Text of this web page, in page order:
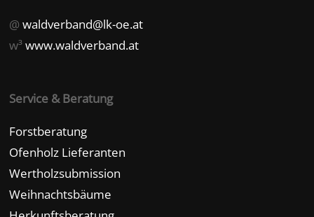
@waldverband@lk-oe.at
w³www.waldverband.at
Service & Beratung
Forstberatung
Ofenholz Lieferanten
Wertholzsubmission
Weihnachtsbäume